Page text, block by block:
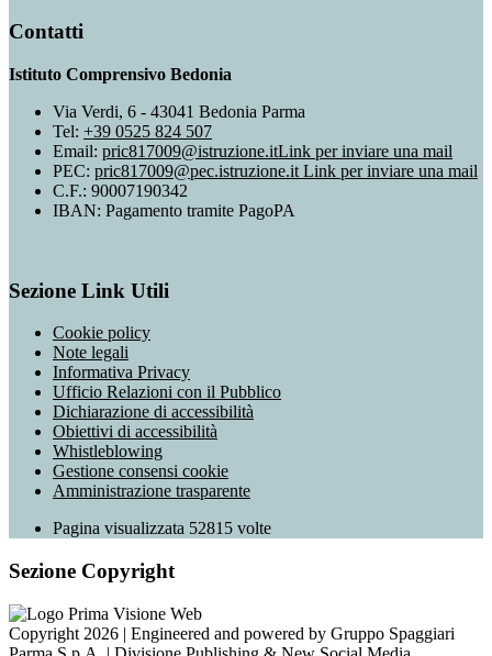
Contatti
Istituto Comprensivo Bedonia
Via Verdi, 6 - 43041 Bedonia Parma
Tel: +39 0525 824 507
Email: pric817009@istruzione.itLink per inviare una mail
PEC: pric817009@pec.istruzione.it Link per inviare una mail
C.F.: 90007190342
IBAN: Pagamento tramite PagoPA
Sezione Link Utili
Cookie policy
Note legali
Informativa Privacy
Ufficio Relazioni con il Pubblico
Dichiarazione di accessibilità
Obiettivi di accessibilità
Whistleblowing
Gestione consensi cookie
Amministrazione trasparente
Pagina visualizzata 52815 volte
Sezione Copyright
Copyright 2026 | Engineered and powered by Gruppo Spaggiari